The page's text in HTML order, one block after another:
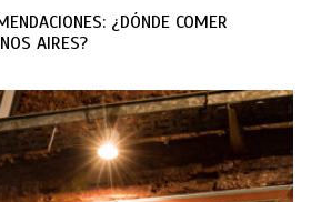
¿DÓNDE COMER
AIRES?